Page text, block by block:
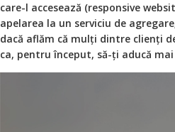
care-l accesează (responsive
apelarea la un serviciu de
dacă aflăm că mulți dintre clienți
ca, pentru început, să-ți aducă